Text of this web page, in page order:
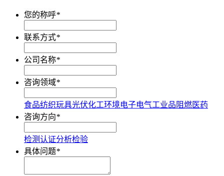
您的称呼*
联系方式*
公司名称*
咨询领域*
食品纺织玩具光伏化工环境电子电气工业品 阻燃医药
咨询方向*
检测认证分析检验
具体问题*